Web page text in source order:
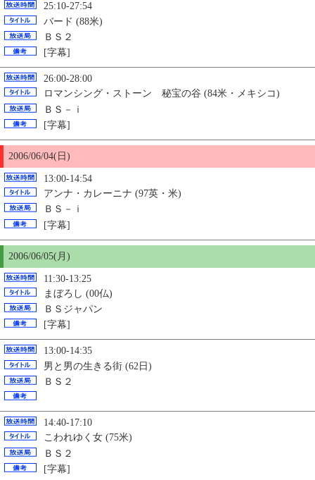
25:10-27:54
バード (88米)
ＢＳ２
[字幕]
26:00-28:00
ロマンシング・ストーン 秘宝の谷 (84米・メキシコ)
ＢＳ－ｉ
[字幕]
2006/06/04(日)
13:00-14:54
アンナ・カレーニナ (97英・米)
ＢＳ－ｉ
[字幕]
2006/06/05(月)
11:30-13:25
まぼろし (00仏)
ＢＳジャパン
[字幕]
13:00-14:35
男と男の生きる街 (62日)
ＢＳ２
14:40-17:10
こわれゆく女 (75米)
ＢＳ２
[字幕]